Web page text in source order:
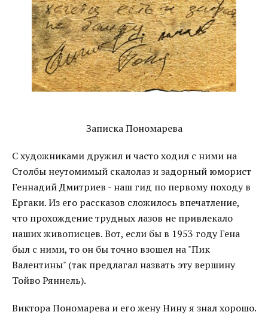
Записка Пономарева
С художниками дружил и часто ходил с ними на
Столбы неутомимый скалолаз и задорный юморист
Геннадий Дмитриев - наш гид по первому походу в
Ергаки. Из его рассказов сложилось впечатление,
что прохождение трудных лазов не привлекало
наших живописцев. Вот, если бы в 1953 году Гена
был с ними, то он бы точно взошел на "Пик
Валентины" (так предлагал назвать эту вершину
Тойво Ряннель).
Виктора Пономарева и его жену Нину я знал хорошо.